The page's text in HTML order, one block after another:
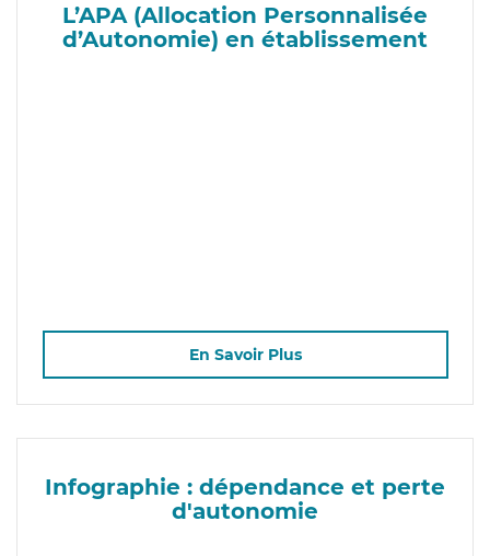
L’APA (Allocation Personnalisée
d’Autonomie) en établissement
En Savoir Plus
Infographie : dépendance et perte
d'autonomie